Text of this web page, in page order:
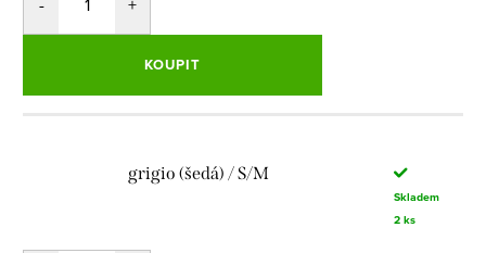
KOUPIT
grigio (šedá) / S/M
Skladem
2 ks